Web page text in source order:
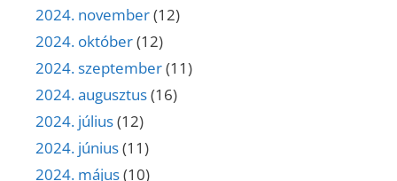
2024. november(12)
2024. október(12)
2024. szeptember(11)
2024. augusztus(16)
2024. július(12)
2024. június(11)
2024. május(10)